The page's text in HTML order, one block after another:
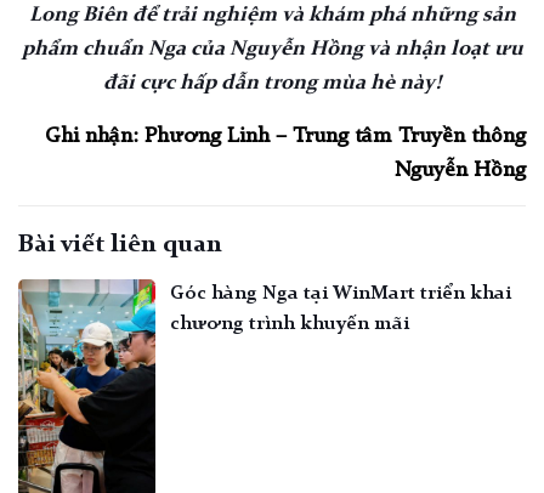
Long Biên để trải nghiệm và khám phá những sản
phẩm chuẩn Nga của Nguyễn Hồng và nhận loạt ưu
đãi cực hấp dẫn trong mùa hè này!
Ghi nhận: Phương Linh – Trung tâm Truyền thông
Nguyễn Hồng
Bài viết liên quan
Góc hàng Nga tại WinMart triển khai
chương trình khuyến mãi